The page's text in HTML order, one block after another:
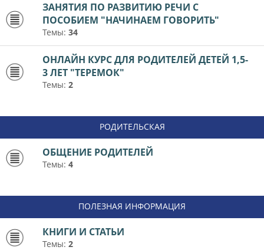
ЗАНЯТИЯ ПО РАЗВИТИЮ РЕЧИ С
ПОСОБИЕМ "НАЧИНАЕМ ГОВОРИТЬ"
Темы: 34
ОНЛАЙН КУРС ДЛЯ РОДИТЕЛЕЙ ДЕТЕЙ 1,5-
3 ЛЕТ "ТЕРЕМОК"
Темы: 2
РОДИТЕЛЬСКАЯ
ОБЩЕНИЕ РОДИТЕЛЕЙ
Темы: 4
ПОЛЕЗНАЯ ИНФОРМАЦИЯ
КНИГИ И СТАТЬИ
Темы: 2